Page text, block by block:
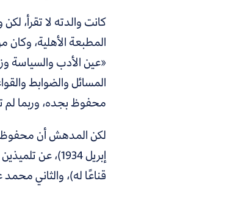
كانت والدته لا
المطبعة الأهلية،
«عين الأدب والسياسة
المسائل والضوابط
محفوظ بجده، وربما لم
إبريل 1934)،
قناعًا له)، والثاني